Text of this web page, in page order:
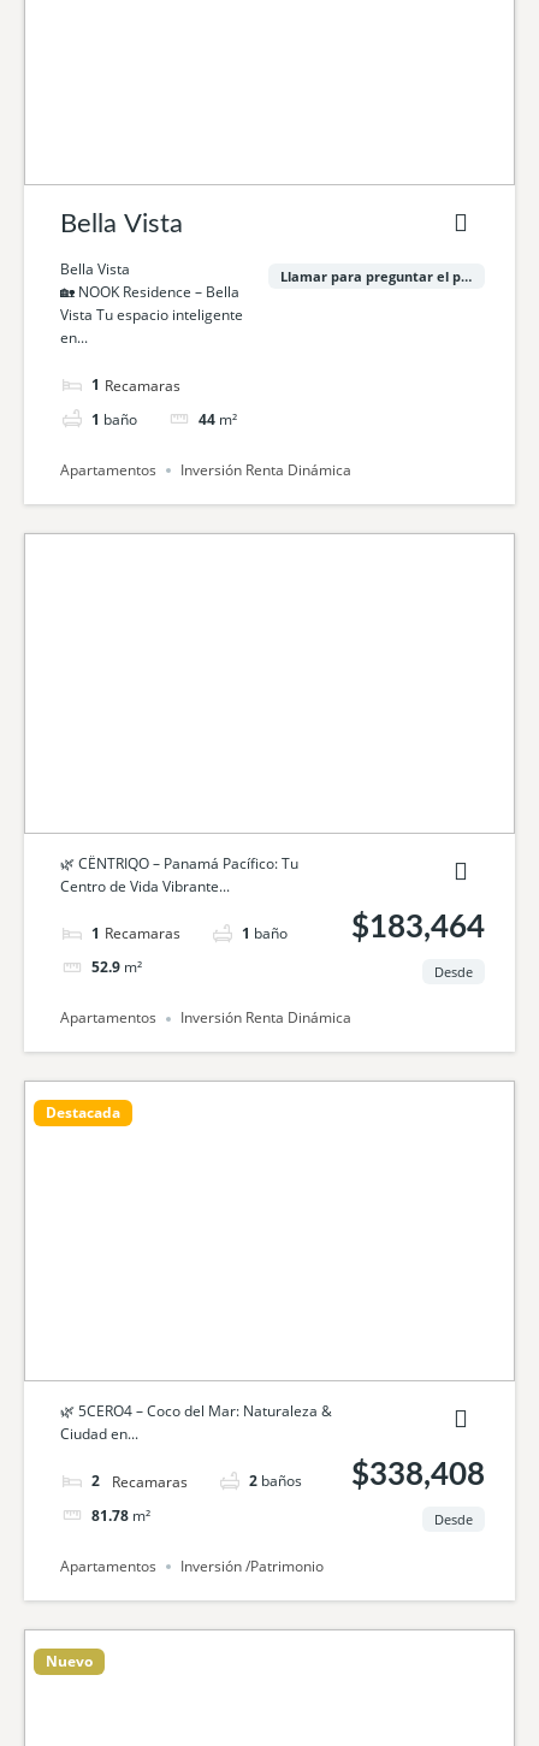
Bella Vista
Bella Vista
🏡 NOOK Residence – Bella
Vista Tu espacio inteligente
en...
1 cama
1 baño 44 m²
Llamar para preguntar el precio
Apartamentos Inversión Renta Dinámica
🌿 CËNTRIQO – Panamá Pacífico: Tu
Centro de Vida Vibrante...
1 cama 1 baño
52.9 m²
$183,464
Desde
Apartamentos Inversión Renta Dinámica
Destacada
🌿 5CERO4 – Coco del Mar: Naturaleza &
Ciudad en...
2 camas 2 baños
81.78 m²
$338,408
Desde
Apartamentos Inversión /Patrimonio
Nuevo